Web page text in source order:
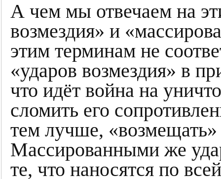
А чем мы отвечаем на
возмездия» и
этим терминам не
«ударов возмездия» в
что идёт война на
сломить его
тем лучше,
Массированными же
те, что наносятся по